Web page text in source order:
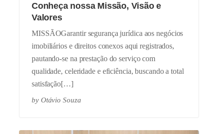
Conheça nossa Missão, Visão e
Valores
MISSÃOGarantir segurança jurídica aos negócios
imobiliários e direitos conexos aqui registrados,
pautando-se na prestação do serviço com
qualidade, celeridade e eficiência, buscando a total
satisfação[…]
by Otávio Souza